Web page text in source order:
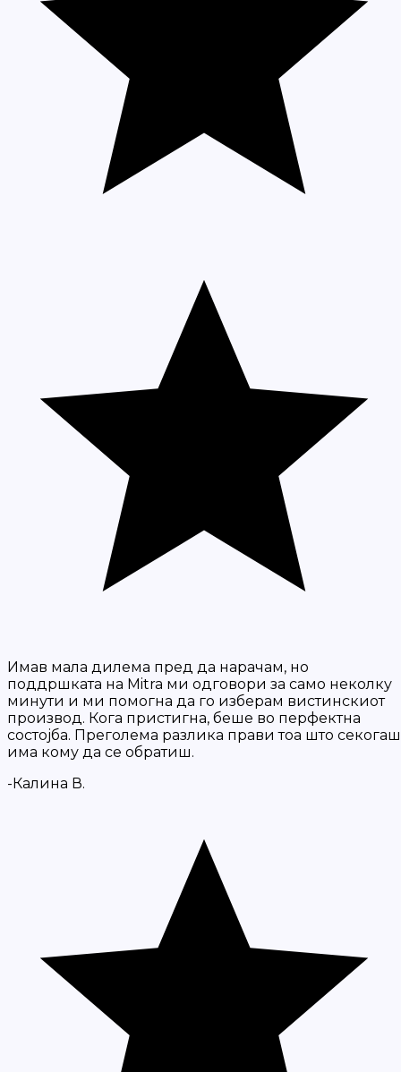
Имав мала дилема пред да нарачам, но
поддршката на Mitra ми одговори за само неколку
минути и ми помогна да го изберам вистинскиот
производ. Кога пристигна, беше во перфектна
состојба. Преголема разлика прави тоа што секогаш
има кому да се обратиш.
-Калина В.